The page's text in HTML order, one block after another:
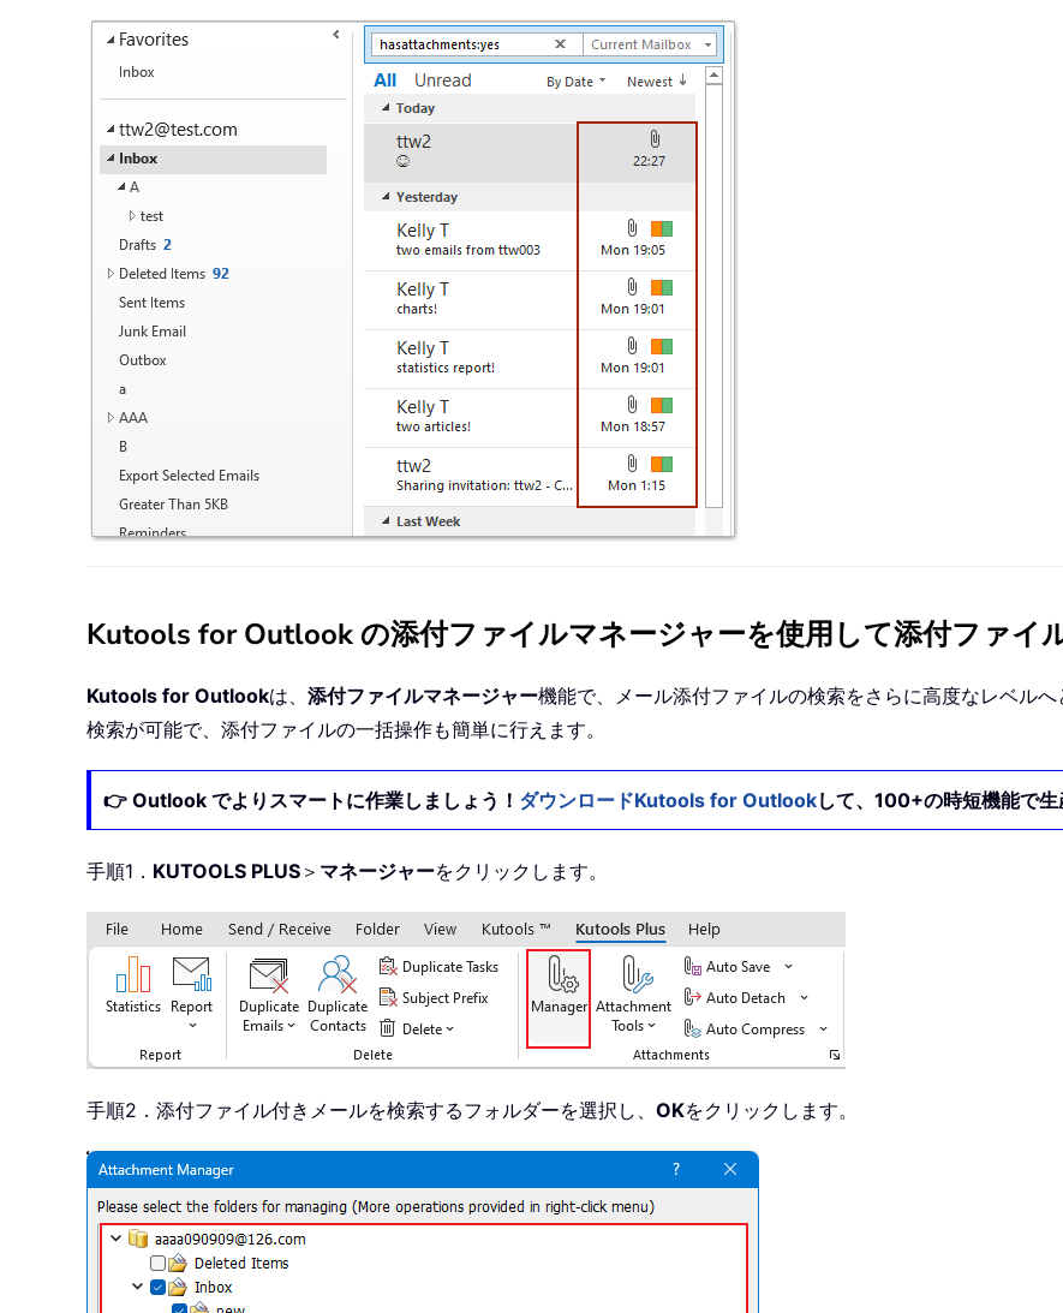
Kutools for Outlook の添付ファイルマネージャーを使用して添付ファイ
Kutools for Outlookは、 添付ファイルマネージャー機能で、メール添付ファイルの検索をさらに高度なレベル
検索が可能で、添付ファイルの一括操作も簡単に行えます。
👉 Outlook でよりスマートに作業しましょう！ ダウンロードKutools for Outlookして、100+の時短機能で
手順1． KUTOOLS PLUS ＞ マネージャーをクリックします。
手順2．添付ファイル付きメールを検索するフォルダーを選択し、 OKをクリックします。